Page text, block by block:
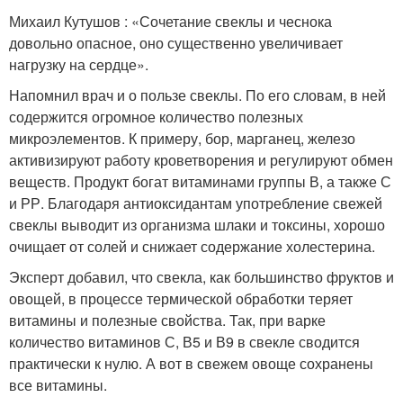
Михаил Кутушов : «Сочетание свеклы и чеснока
довольно опасное, оно существенно увеличивает
нагрузку на сердце».
Напомнил врач и о пользе свеклы. По его словам, в ней
содержится огромное количество полезных
микроэлементов. К примеру, бор, марганец, железо
активизируют работу кроветворения и регулируют обмен
веществ. Продукт богат витаминами группы В, а также С
и РР. Благодаря антиоксидантам употребление свежей
свеклы выводит из организма шлаки и токсины, хорошо
очищает от солей и снижает содержание холестерина.
Эксперт добавил, что свекла, как большинство фруктов и
овощей, в процессе термической обработки теряет
витамины и полезные свойства. Так, при варке
количество витаминов С, В5 и В9 в свекле сводится
практически к нулю. А вот в свежем овоще сохранены
все витамины.